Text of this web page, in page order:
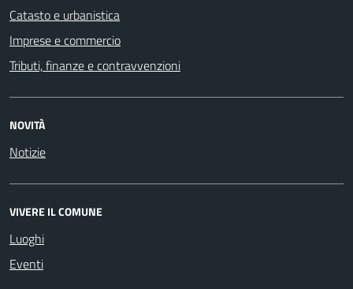
Catasto e urbanistica
Imprese e commercio
Tributi, finanze e contravvenzioni
NOVITÀ
Notizie
VIVERE IL COMUNE
Luoghi
Eventi